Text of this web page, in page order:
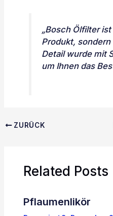
„Bosch Ölfilter
Produkt,
Detail wurde mit
um Ihnen das
ZURÜCK
Related Posts
Pflaumenlikör